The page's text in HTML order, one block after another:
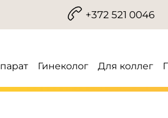
+372 521 0046
Гинеколог Для коллег